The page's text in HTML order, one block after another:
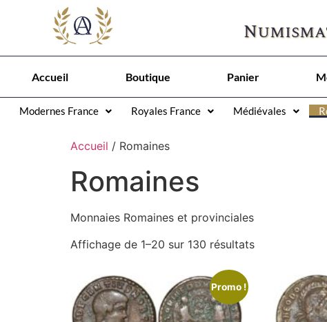
Accueil Boutique Panier
Modernes France Royales France Médiévales
Accueil / Romaines
Romaines
Monnaies Romaines et provinciales
Affichage de 1–20 sur 130 résultats
Promo !